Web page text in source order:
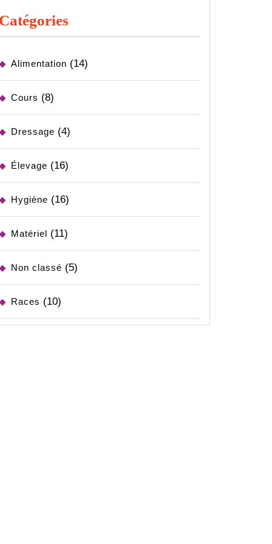
Alimentation (14)
Cours (8)
Dressage (4)
Élevage (16)
Hygiène (16)
Matériel (11)
Non classé (5)
Races (10)